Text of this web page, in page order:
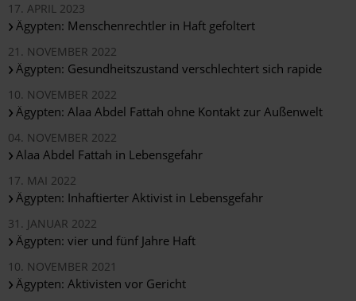
17. APRIL 2023
Ägypten: Menschenrechtler in Haft gefoltert
21. NOVEMBER 2022
Ägypten: Gesundheitszustand verschlechtert sich rapide
10. NOVEMBER 2022
Ägypten: Alaa Abdel Fattah ohne Kontakt zur Außenwelt
04. NOVEMBER 2022
Alaa Abdel Fattah in Lebensgefahr
17. MAI 2022
Ägypten: Inhaftierter Aktivist in Lebensgefahr
31. JANUAR 2022
Ägypten: vier und fünf Jahre Haft
10. NOVEMBER 2021
Ägypten: Aktivisten vor Gericht